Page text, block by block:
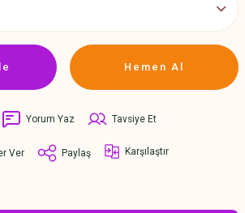
Hemen Al
Yorum Yaz Tavsiye Et
Ver Paylaş Karşılaştır